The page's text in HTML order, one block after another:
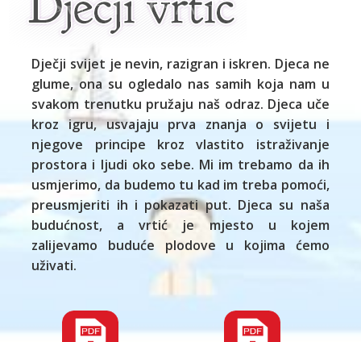
Dječji svijet je nevin, razigran i iskren. Djeca ne
glume, ona su ogledalo nas samih koja nam u
svakom trenutku pružaju naš odraz. Djeca uče
kroz igru, usvajaju prva znanja o svijetu i
njegove principe kroz vlastito istraživanje
prostora i ljudi oko sebe. Mi im trebamo da ih
usmjerimo, da budemo tu kad im treba pomoći,
preusmjeriti ih i pokazati put. Djeca su naša
budućnost, a vrtić je mjesto u kojem
zalijevamo buduće plodove u kojima ćemo
uživati.